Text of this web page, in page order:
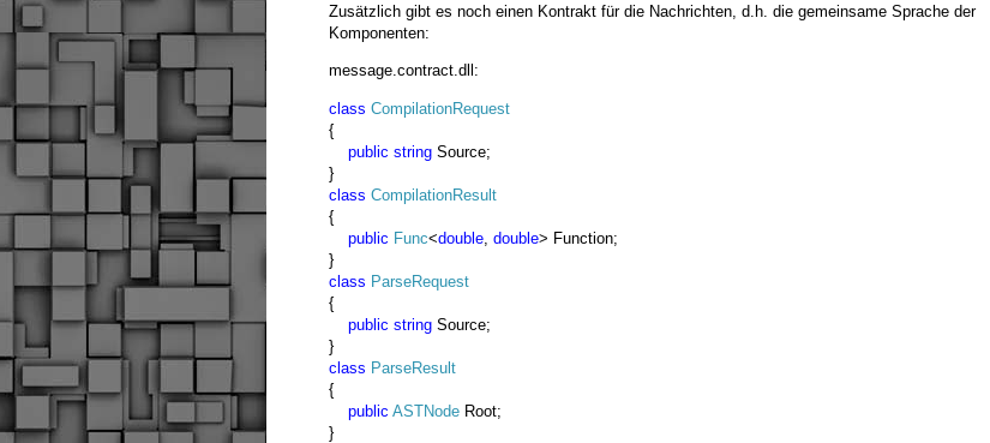
Zusätzlich gibt es noch einen Kontrakt für die Nachrichten, d.h. die gemeinsame Sprache der
Komponenten:
message.contract.dll:
class CompilationRequest
{
public string Source;
}
class CompilationResult
{
public Func<double double> Function;
}
class ParseRequest
{
public string Source;
}
class ParseResult
{
public ASTNode Root;
}